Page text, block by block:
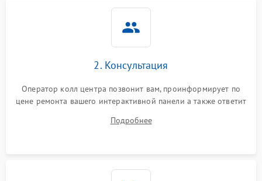
2. Консультация
Оператор колл центра позвонит вам, проинформирует по
цене ремонта вашего интерактивной панели а также ответит
Подробнее